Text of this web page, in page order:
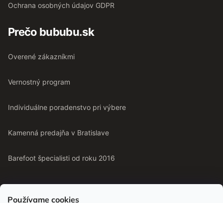
Používame cookies
Ochrana osobných údajov GDPR
Prečo bububu.sk
Overené zákazníkmi
Vernostný program
Individuálne poradenstvo pri výbere
Kamenná predajňa v Bratislave
Barefoot špecialisti od roku 2016